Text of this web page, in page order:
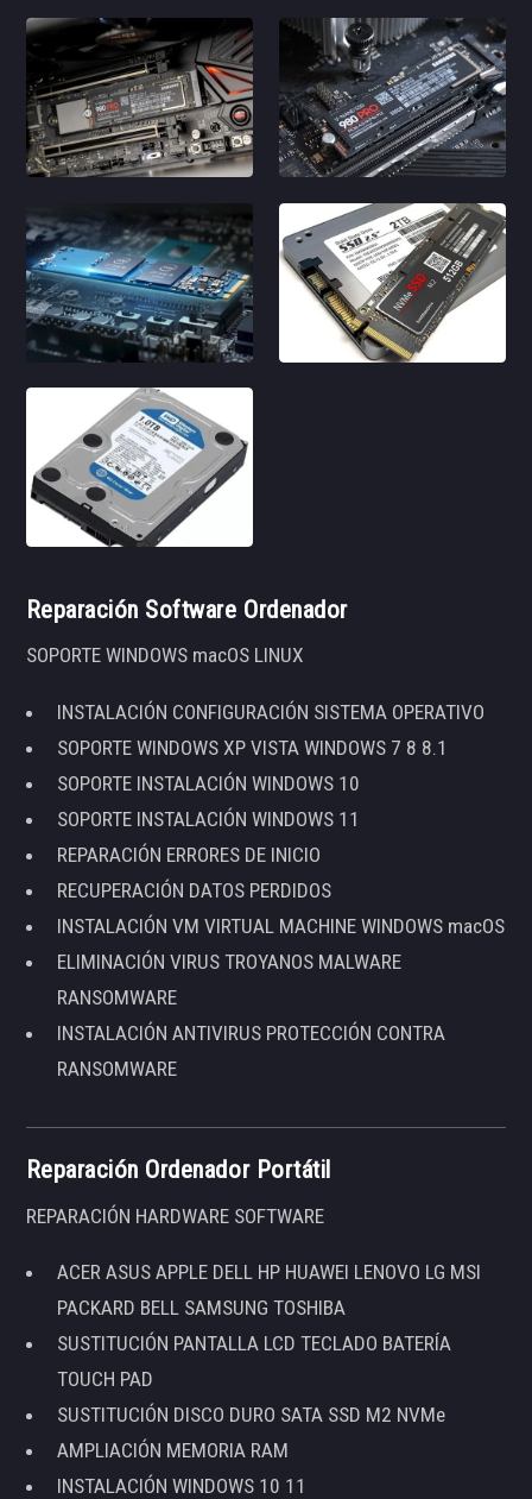
Reparación Software Ordenador
SOPORTE WINDOWS macOS LINUX
INSTALACIÓN CONFIGURACIÓN SISTEMA OPERATIVO
SOPORTE WINDOWS XP VISTA WINDOWS 7 8 8.1
SOPORTE INSTALACIÓN WINDOWS 10
SOPORTE INSTALACIÓN WINDOWS 11
REPARACIÓN ERRORES DE INICIO
RECUPERACIÓN DATOS PERDIDOS
INSTALACIÓN VM VIRTUAL MACHINE WINDOWS macOS
ELIMINACIÓN VIRUS TROYANOS MALWARE
RANSOMWARE
INSTALACIÓN ANTIVIRUS PROTECCIÓN CONTRA
RANSOMWARE
Reparación Ordenador Portátil
REPARACIÓN HARDWARE SOFTWARE
ACER ASUS APPLE DELL HP HUAWEI LENOVO LG MSI
PACKARD BELL SAMSUNG TOSHIBA
SUSTITUCIÓN PANTALLA LCD TECLADO BATERÍA
TOUCH PAD
SUSTITUCIÓN DISCO DURO SATA SSD M2 NVMe
AMPLIACIÓN MEMORIA RAM
INSTALACIÓN WINDOWS 10 11